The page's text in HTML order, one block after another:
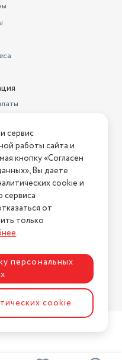
Напишите нам
У нас есть всё!
сервис
работы сайта и
кнопку «Согласен
Вы даете
cookie и
от
только
.
персональных
cookie